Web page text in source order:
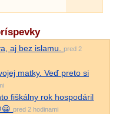
aj bez islamu.
pred 2
matky. Veď preto si
fiškálny rok hospodáril
pred 2 hodinami